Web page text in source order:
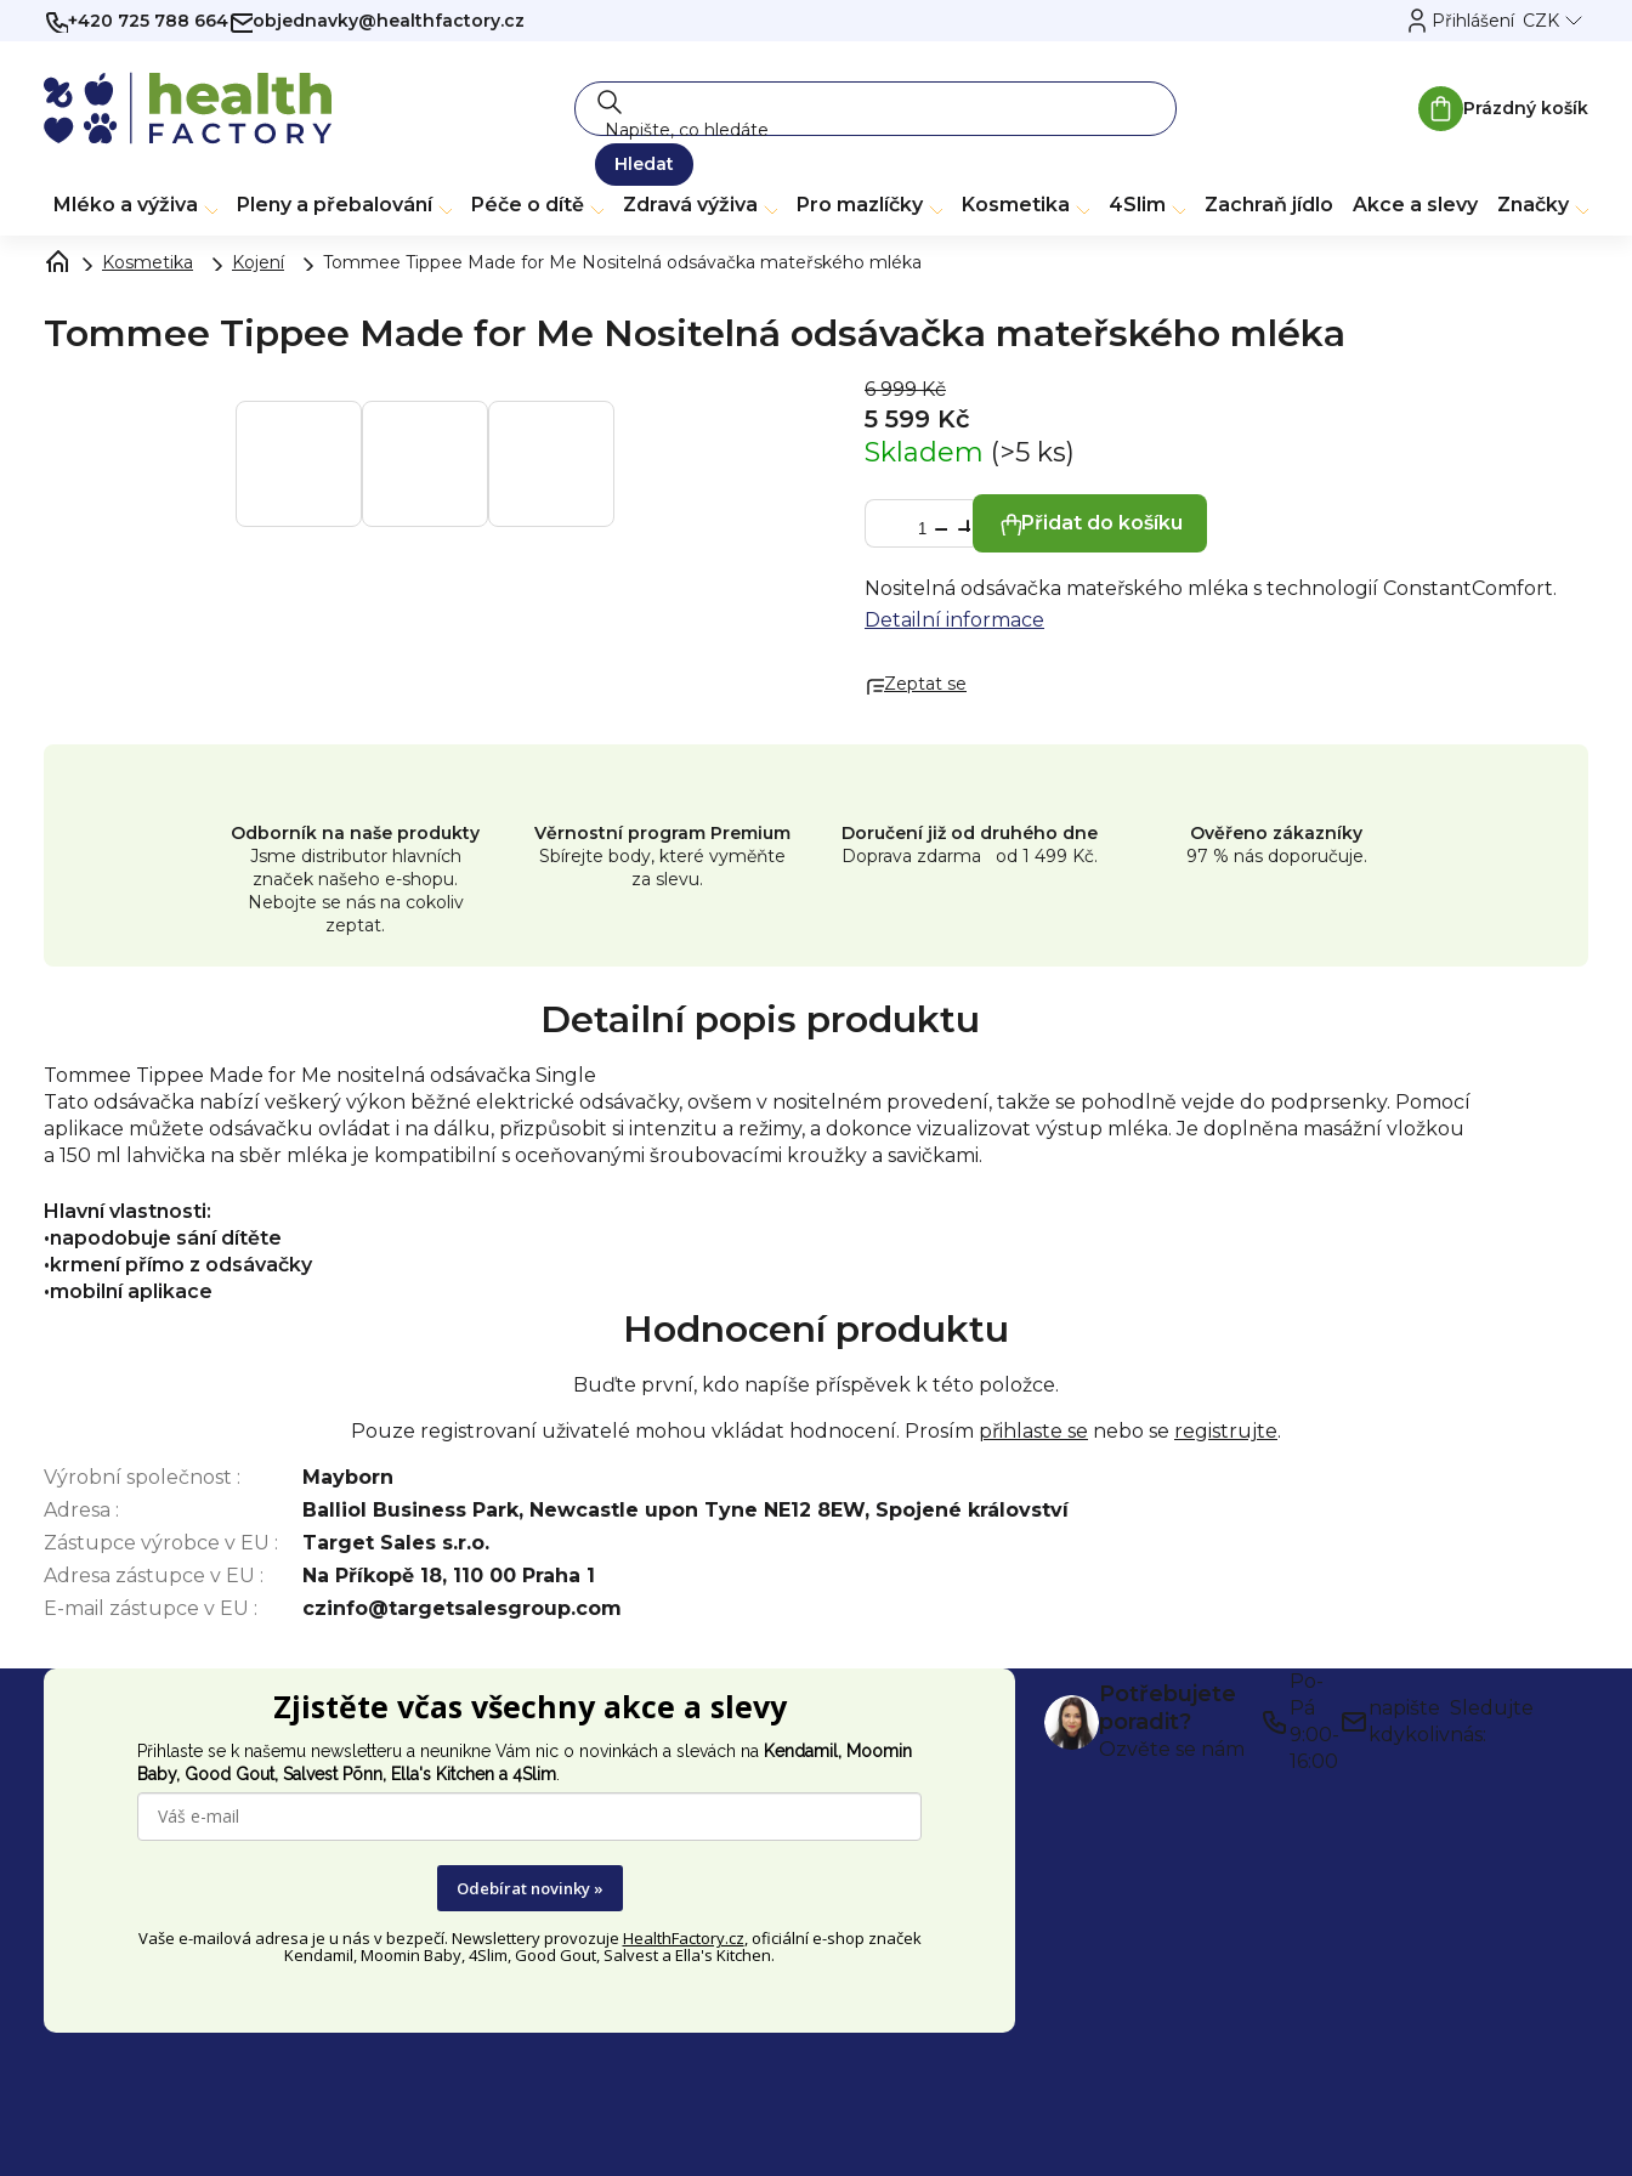
Přejít
+420 725 788 664 objednavky@healthfactory.cz CZK
Přihlášení
Hledat
Nákupní
Prázdný košík
Mléko a výživa Pleny a přebalování Péče o dítě Zdravá výživa Pro mazlíčky Kosmetika 4Slim Zachraň jídlo Akce a slevy Značky
Kosmetika Kojení Tommee Tippee Made for Me Nositelná odsávačka mateřského mléka
Tommee Tippee Made for Me Nositelná odsávačka mateřského mléka
6 999 Kč
5 599 Kč
Skladem (>5 ks)
Přidat do košíku
Nositelná odsávačka mateřského mléka s technologií ConstantComfort.
Detailní informace
Zeptat se
Odborník na naše produkty
Jsme distributor hlavních
značek našeho e-shopu.
Nebojte se nás na cokoliv
zeptat.
Věrnostní program Premium
Sbírejte body, které vyměňte
za slevu.
Doručení již od druhého dne
Doprava zdarma od 1 499 Kč.
Ověřeno zákazníky
97 % nás doporučuje.
Detailní popis produktu
Tommee Tippee Made for Me nositelná odsávačka Single
Tato odsávačka nabízí veškerý výkon běžné elektrické odsávačky, ovšem v nositelném provedení, takže se pohodlně vejde do podprsenky. Pomocí
aplikace můžete odsávačku ovládat i na dálku, přizpůsobit si intenzitu a režimy, a dokonce vizualizovat výstup mléka. Je doplněna masážní vložkou
a 150 ml lahvička na sběr mléka je kompatibilní s oceňovanými šroubovacími kroužky a savičkami.
Hlavní vlastnosti:
•napodobuje sání dítěte
•krmení přímo z odsávačky
•mobilní aplikace
Hodnocení produktu
Buďte první, kdo napíše příspěvek k této položce.
Pouze registrovaní uživatelé mohou vkládat hodnocení. Prosím přihlaste se nebo se registrujte.
Výrobní společnost :
Mayborn
Adresa :
Balliol Business Park, Newcastle upon Tyne NE12 8EW, Spojené království
Zástupce výrobce v EU :
Target Sales s.r.o.
Adresa zástupce v EU :
Na Příkopě 18, 110 00 Praha 1
E-mail zástupce v EU : czinfo@targetsalesgroup.com
Zjistěte včas všechny akce a slevy
Přihlaste se k našemu newsletteru a neunikne Vám nic o novinkách a slevách na Kendamil, Moomin
Baby, Good Gout, Salvest Põnn, Ella's Kitchen a 4Slim.
Odebírat novinky »
Vaše e-mailová adresa je u nás v bezpečí. Newslettery provozuje HealthFactory.cz, oficiálníe-shop značek
Kendamil, Moomin Baby, 4Slim, Good Gout, Salvest a Ella's Kitchen.
Potřebujete
poradit?
Ozvěte se nám
Po-
Pá
9:00-
16:00
napište
kdykoliv
Sledujte
nás: